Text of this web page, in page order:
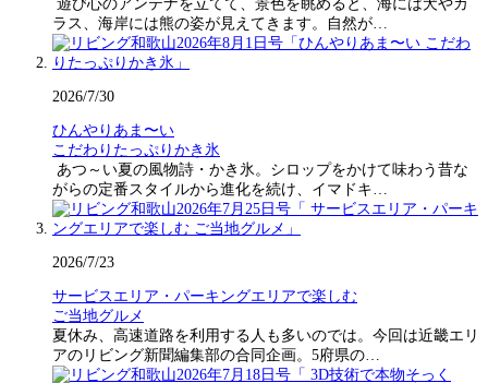
遊び心のアンテナを立てて、景色を眺めると、海には犬やカ
ラス、海岸には熊の姿が見えてきます。自然が…
2026/7/30
ひんやりあま〜い
こだわりたっぷりかき氷
あつ～い夏の風物詩・かき氷。シロップをかけて味わう昔な
がらの定番スタイルから進化を続け、イマドキ…
2026/7/23
サービスエリア・パーキングエリアで楽しむ
ご当地グルメ
夏休み、高速道路を利用する人も多いのでは。今回は近畿エリ
アのリビング新聞編集部の合同企画。5府県の…